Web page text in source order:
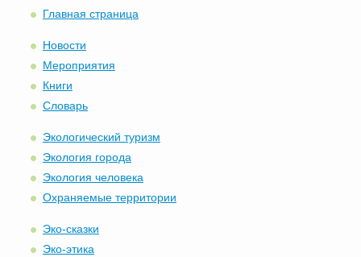
Главная страница
Новости
Мероприятия
Книги
Словарь
Экологический туризм
Экология города
Экология человека
Охраняемые территории
Эко-сказки
Эко-этика